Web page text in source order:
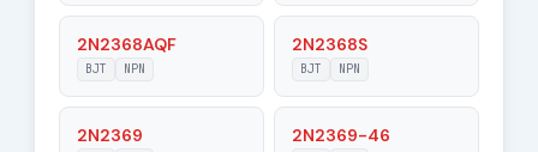
Maximum Collector
Current |Ic max|
0.2 A
Base Voltage
4 V
2N2368AQF
BJT NPN
2N2368S
BJT NPN
2N2369 2N2369-46